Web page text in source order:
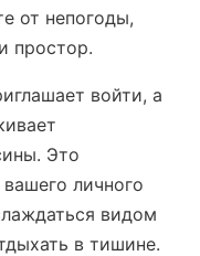
от непогоды,
простор.
войти, а
Это
личного
видом
в тишине.